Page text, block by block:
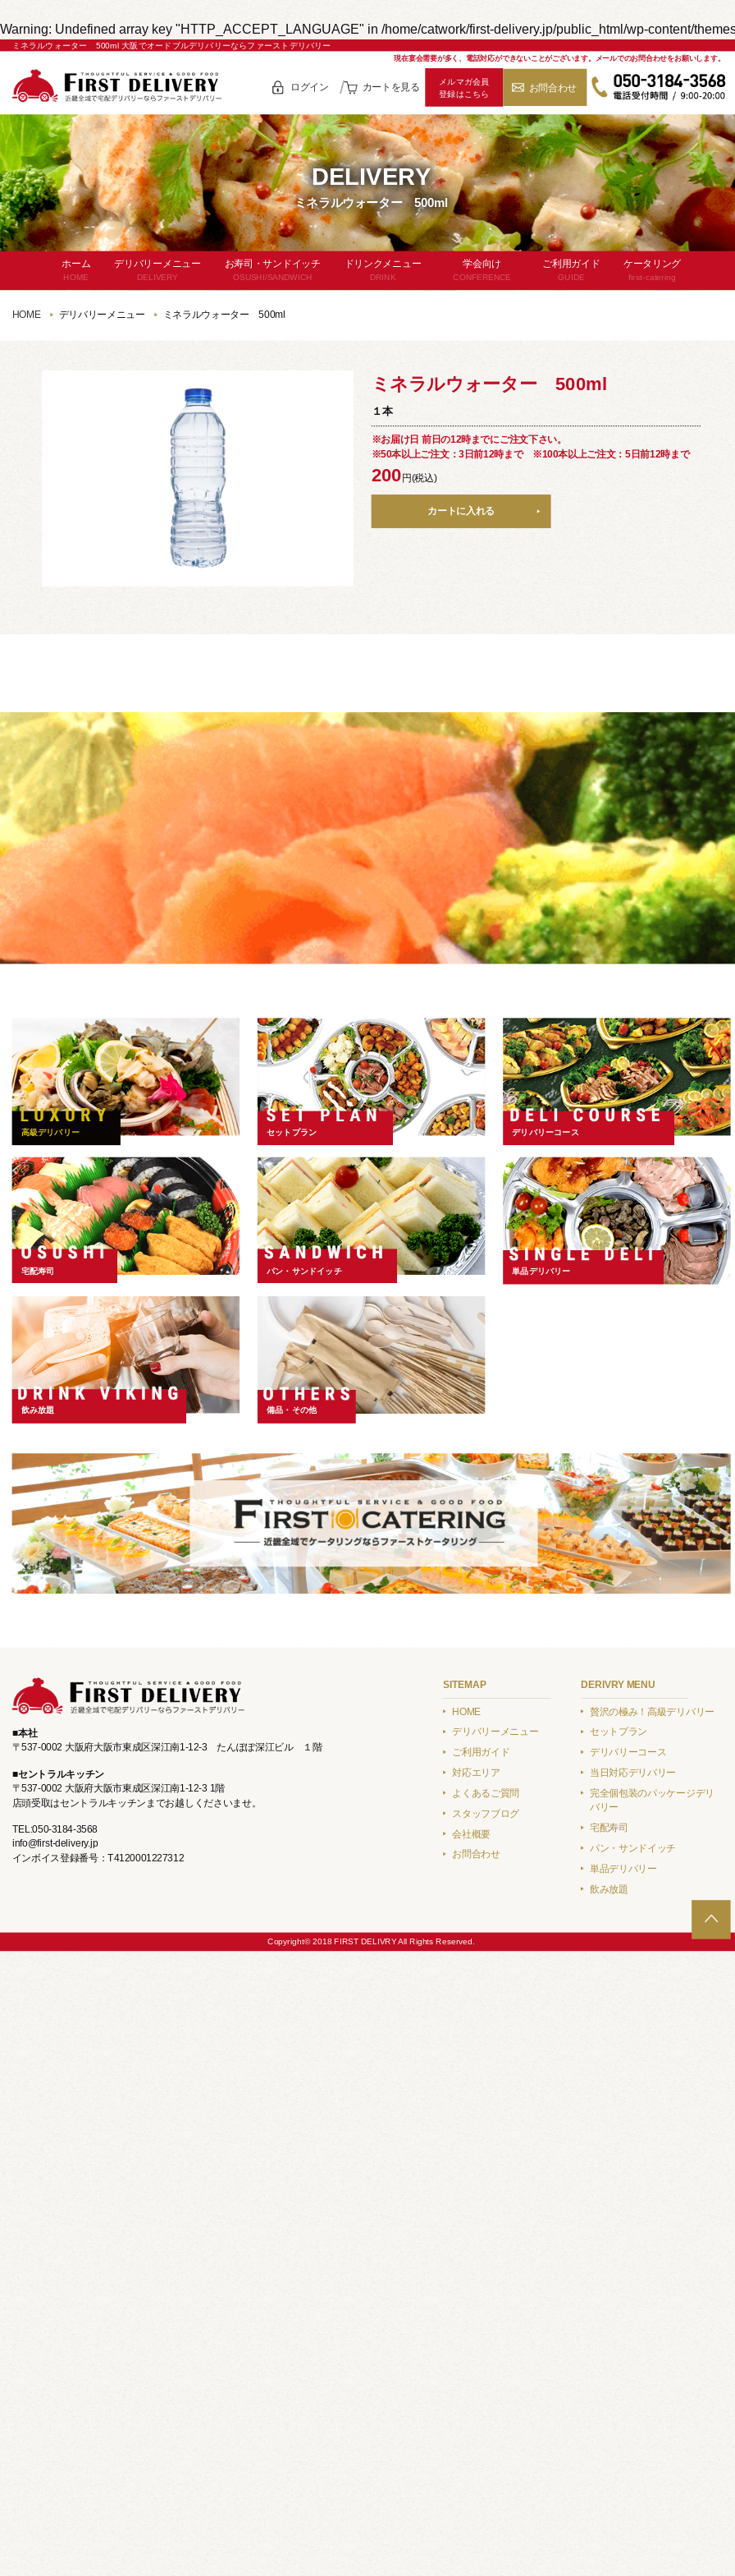
Warning: Undefined array key "HTTP_ACCEPT_LANGUAGE" in /home/catwork/first-delivery.jp/public_html/wp-content/
ミネラルウォーター 500ml 大阪でオードブルデリバリーならファーストデリバリー
ログイン カートを見る
メルマガ会員
登録はこちら
お問合わせ
050-3184-3568
現在宴会需要が多く、電話対応ができないことがございます。 メールでのお問合わせをお願いします。
DELIVERY
ミネラルウォーター 500ml
ホーム
HOME
デリバリーメニュー
DELIVERY
フィンガーフード
ハイグレード
お寿司・サンドイッチ
OSUSHI/SANDWICH
ドリンクメニュー
DRINK
学会向け
CONFERENCE
ドライフード
ご利用ガイド
GUIDE
ケータリング
first-catering
HOME デリバリーメニュー ミネラルウォーター 500ml
ミネラルウォーター 500ml
１本
※お届け日 前日の12時までにご注文下さい。
※50本以上ご注文：3日前12時まで ※100本以上ご注文：5日前12時まで
200 円(税込)
カートに入れる
高級デリバリー セットプラン デリバリーコース
宅配寿司 パン・サンドイッチ 単品デリバリー
飲み放題 備品・その他
本社
〒537-0002 大阪府大阪市東成区深江南1-12-3たんぽぽ深江ビル １階
セントラルキッチン
〒537-0002 大阪府大阪市東成区深江南1‐12‐3 1階
店頭受取はセントラルキッチンまでお越しくださいませ。
TEL:050-3184-3568
info@first-delivery.jp
インボイス登録番号：T4120001227312
SITEMAP
HOME
デリバリーメニュー
ご利用ガイド
対応エリア
よくあるご質問
スタッフブログ
会社概要
お問合わせ
DERIVRY MENU
贅沢の極み！高級デリバリー
セットプラン
デリバリーコース
当日対応デリバリー
完全個包装のパッケージデリ
バリー
宅配寿司
パン・サンドイッチ
単品デリバリー
飲み放題
Copyright© 2018 FIRST DELIVRY All Rights Reserved.